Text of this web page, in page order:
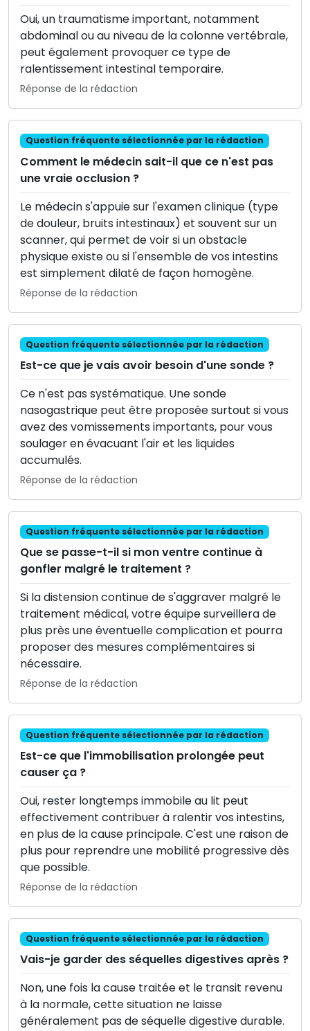
Oui, un traumatisme important, notamment
abdominal ou au niveau de la colonne vertébrale,
peut également provoquer ce type de
ralentissement intestinal temporaire.
Réponse de la rédaction
Question fréquente sélectionnée par la rédaction
Comment le médecin sait-il que ce n'est pas
une vraie occlusion ?
Le médecin s'appuie sur l'examen clinique (type
de douleur, bruits intestinaux) et souvent sur un
scanner, qui permet de voir si un obstacle
physique existe ou si l'ensemble de vos intestins
est simplement dilaté de façon homogène.
Réponse de la rédaction
Question fréquente sélectionnée par la rédaction
Est-ce que je vais avoir besoin d'une sonde ?
Ce n'est pas systématique. Une sonde
nasogastrique peut être proposée surtout si vous
avez des vomissements importants, pour vous
soulager en évacuant l'air et les liquides
accumulés.
Réponse de la rédaction
Question fréquente sélectionnée par la rédaction
Que se passe-t-il si mon ventre continue à
gonfler malgré le traitement ?
Si la distension continue de s'aggraver malgré le
traitement médical, votre équipe surveillera de
plus près une éventuelle complication et pourra
proposer des mesures complémentaires si
nécessaire.
Réponse de la rédaction
Question fréquente sélectionnée par la rédaction
Est-ce que l'immobilisation prolongée peut
causer ça ?
Oui, rester longtemps immobile au lit peut
effectivement contribuer à ralentir vos intestins,
en plus de la cause principale. C'est une raison de
plus pour reprendre une mobilité progressive dès
que possible.
Réponse de la rédaction
Question fréquente sélectionnée par la rédaction
Vais-je garder des séquelles digestives après ?
Non, une fois la cause traitée et le transit revenu
à la normale, cette situation ne laisse
généralement pas de séquelle digestive durable.